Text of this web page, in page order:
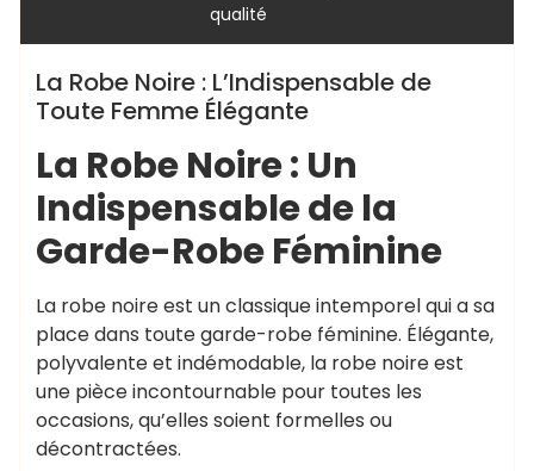
qualité
La Robe Noire : L’Indispensable de
Toute Femme Élégante
La Robe Noire : Un
Indispensable de la
Garde-Robe Féminine
La robe noire est un classique intemporel qui a sa
place dans toute garde-robe féminine. Élégante,
polyvalente et indémodable, la robe noire est
une pièce incontournable pour toutes les
occasions, qu’elles soient formelles ou
décontractées.